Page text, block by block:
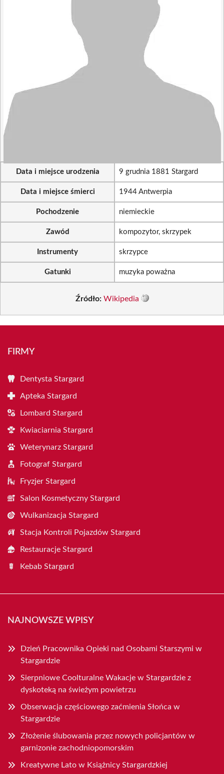
Data i miejsce urodzenia 9 grudnia 1881 Stargard
Data i miejsce śmierci 1944 Antwerpia
Pochodzenie niemieckie
Zawód kompozytor, skrzypek
Instrumenty skrzypce
Gatunki muzyka poważna
Źródło: Wikipedia
FIRMY
Dentysta Stargard
Apteka Stargard
Lombard Stargard
Kwiaciarnia Stargard
Weterynarz Stargard
Fotograf Stargard
Fryzjer Stargard
Salon Kosmetyczny Stargard
Wulkanizacja Stargard
Stacja Kontroli Pojazdów Stargard
Restauracje Stargard
Kebab Stargard
NAJNOWSZE WPISY
Dzień Pracownika Opieki nad Osobami Starszymi w
Stargardzie
Sierpniowe Coolturalne Wakacje w Stargardzie z
dyskoteką na świeżym powietrzu
Obserwacja częściowego zaćmienia Słońca w
Stargardzie
Złożenie ślubowania przez nowych policjantów w
garnizonie zachodniopomorskim
Kreatywne Lato w Książnicy Stargardzkiej